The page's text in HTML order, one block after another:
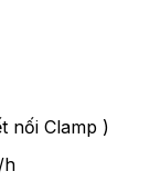
nối Clamp )
h